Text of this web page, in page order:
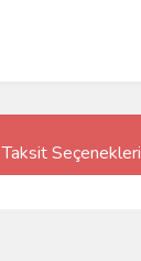
Taksit Seçenekleri